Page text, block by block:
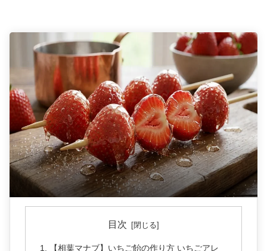
目次
【相葉マナブ】いちご飴の作り方 いちごアレ